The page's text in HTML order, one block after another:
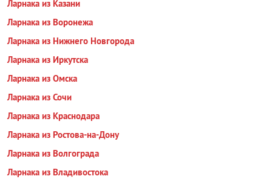
Ларнака из Казани
Ларнака из Воронежа
Ларнака из Нижнего Новгорода
Ларнака из Иркутска
Ларнака из Омска
Ларнака из Сочи
Ларнака из Краснодара
Ларнака из Ростова-на-Дону
Ларнака из Волгограда
Ларнака из Владивостока